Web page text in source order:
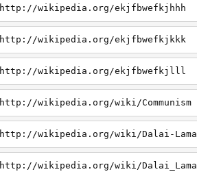
http://wikipedia.org/ekjfbwefkjhhh
http://wikipedia.org/ekjfbwefkjkkk
http://wikipedia.org/ekjfbwefkjlll
http://wikipedia.org/wiki/Communism
http://wikipedia.org/wiki/Dalai-Lama
http://wikipedia.org/wiki/Dalai_Lama